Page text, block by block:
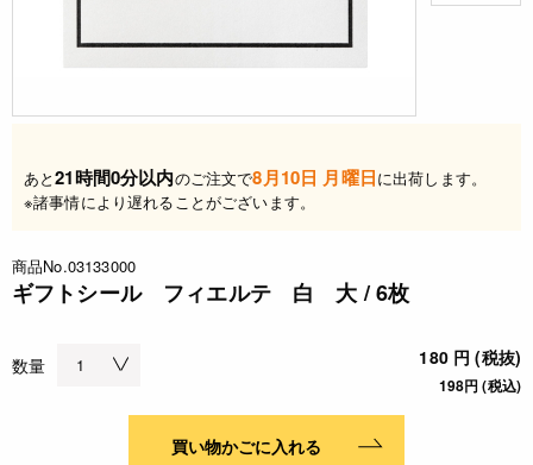
あと21時間0分以内のご注文で8月10日 月曜日に出荷します。
※諸事情により遅れることがございます。
商品No.03133000
ギフトシール フィエルテ 白 大 / 6枚
数量 180 円 (税抜)
198円 (税込)
買い物かごに入れる